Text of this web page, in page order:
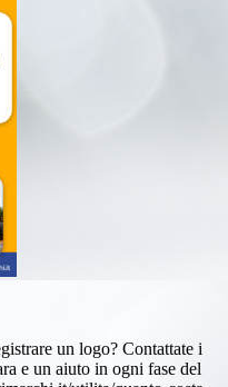
un logo? Contattate i
e un aiuto in ogni fase del